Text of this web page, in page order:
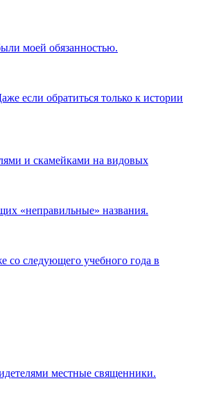
моей обязанностью.
если обратиться только к истории
и скамейками на видовых
«неправильные» названия.
со следующего учебного года в
местные священники.